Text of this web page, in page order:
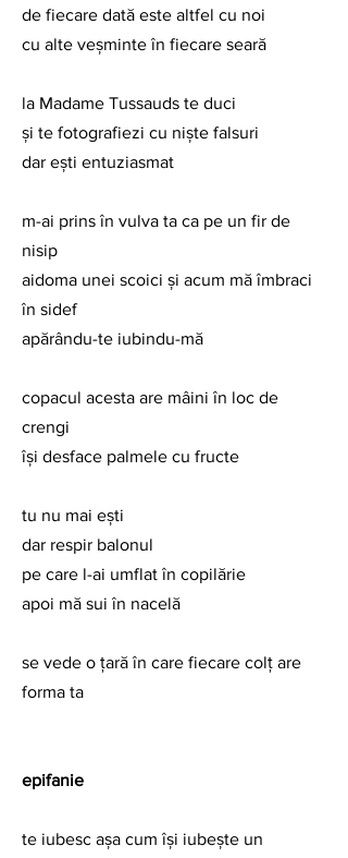
de fiecare dată este altfel cu noi
cu alte veşminte în fiecare seară
la Madame Tussauds te duci
şi te fotografiezi cu nişte falsuri
dar eşti entuziasmat
m-ai prins în vulva ta ca pe un fir de
nisip
aidoma unei scoici şi acum mă îmbraci
în sidef
apărându-te iubindu-mă
copacul acesta are mâini în loc de
crengi
îşi desface palmele cu fructe
tu nu mai eşti
dar respir balonul
pe care l-ai umflat în copilărie
apoi mă sui în nacelă
se vede o ţară în care fiecare colţ are
forma ta
epifanie
te iubesc aşa cum îşi iubeşte un